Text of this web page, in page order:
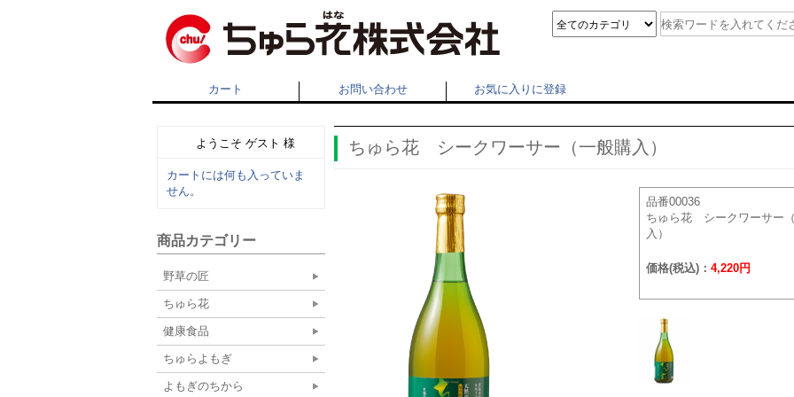
カート お問い合わせ お気に入りに登録
ようこそ ゲスト 様
カートには何も入っていま
せん。
商品カテゴリー
野草の匠
ちゅら花
健康食品
ちゅらよもぎ
よもぎのちから
ちゅら花 シークワーサー（一般購入）
品番00036
ちゅら花 シークワーサー
入）
価格(税込)： 4,220円